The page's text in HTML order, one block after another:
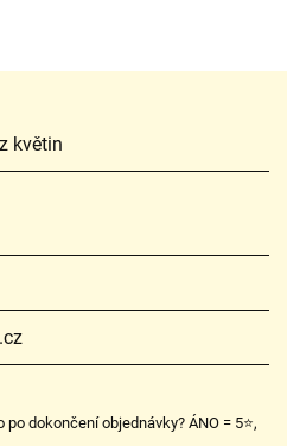
květin
dokončení objednávky? ÁNO = 5⭐,